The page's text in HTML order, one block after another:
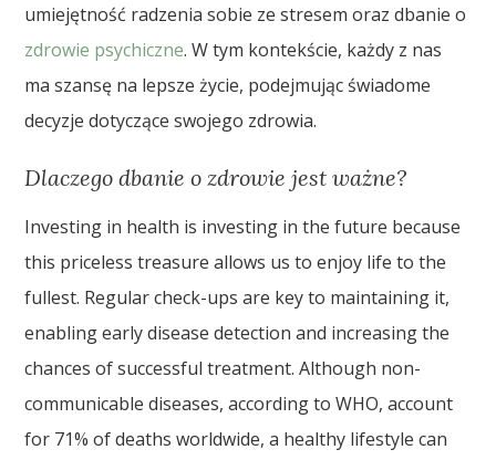
umiejętność radzenia sobie ze stresem oraz dbanie o
zdrowie psychiczne. W tym kontekście, każdy z nas
ma szansę na lepsze życie, podejmując świadome
decyzje dotyczące swojego zdrowia.
Dlaczego dbanie o zdrowie jest ważne?
Investing in health is investing in the future because
this priceless treasure allows us to enjoy life to the
fullest. Regular check-ups are key to maintaining it,
enabling early disease detection and increasing the
chances of successful treatment. Although non-
communicable diseases, according to WHO, account
for 71% of deaths worldwide, a healthy lifestyle can